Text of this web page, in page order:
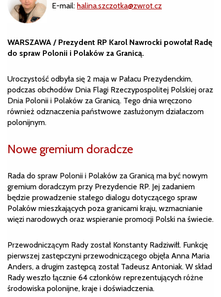
E-mail: halina.szczotka@zwrot.cz
WARSZAWA / Prezydent RP Karol Nawrocki powołał Radę
do spraw Polonii i Polaków za Granicą.
Uroczystość odbyła się 2 maja w Pałacu Prezydenckim,
podczas obchodów Dnia Flagi Rzeczypospolitej Polskiej oraz
Dnia Polonii i Polaków za Granicą. Tego dnia wręczono
również odznaczenia państwowe zasłużonym działaczom
polonijnym.
Nowe gremium doradcze
Rada do spraw Polonii i Polaków za Granicą ma być nowym
gremium doradczym przy Prezydencie RP. Jej zadaniem
będzie prowadzenie stałego dialogu dotyczącego spraw
Polaków mieszkających poza granicami kraju, wzmacnianie
więzi narodowych oraz wspieranie promocji Polski na świecie.
Przewodniczącym Rady został Konstanty Radziwiłł. Funkcję
pierwszej zastępczyni przewodniczącego objęła Anna Maria
Anders, a drugim zastępcą został Tadeusz Antoniak. W skład
Rady weszło łącznie 64 członków reprezentujących różne
środowiska polonijne, kraje i doświadczenia.